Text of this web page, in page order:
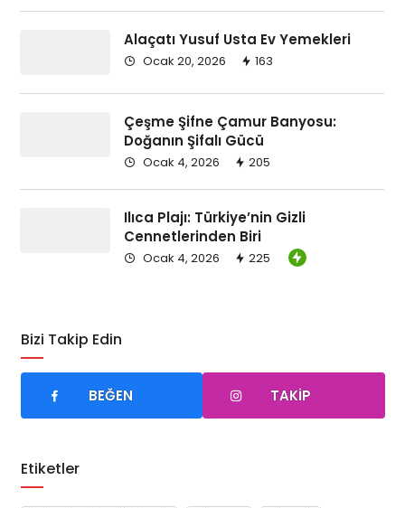
Alaçatı Yusuf Usta Ev Yemekleri
Ocak 20, 2026 163
Çeşme Şifne Çamur Banyosu:
Doğanın Şifalı Gücü
Ocak 4, 2026 205
Ilıca Plajı: Türkiye’nin Gizli
Cennetlerinden Biri
Ocak 4, 2026 225
Bizi Takip Edin
BEĞEN TAKIP
Etiketler